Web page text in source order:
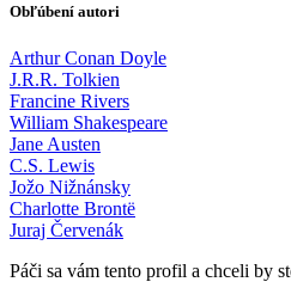
Obľúbení autori
Arthur Conan Doyle
J.R.R. Tolkien
Francine Rivers
William Shakespeare
Jane Austen
C.S. Lewis
Jožo Nižnánsky
Charlotte Brontë
Juraj Červenák
Páči sa vám tento profil a chceli by